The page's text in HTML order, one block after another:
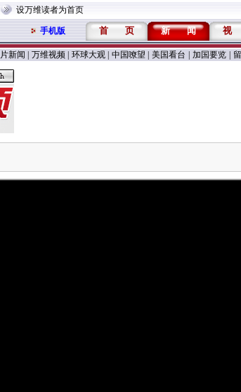
设万维读者为首页
手机版 首 页 新 闻 视
新闻 万维视频 环球大观 中国嘹望 美国看台 加国要览